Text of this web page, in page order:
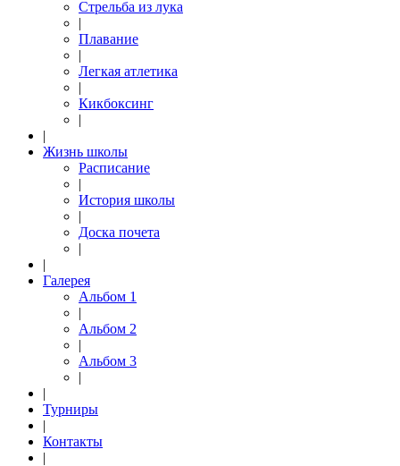
Стрельба из лука
|
Плавание
|
Легкая атлетика
|
Кикбоксинг
|
|
Жизнь школы
Расписание
|
История школы
|
Доска почета
|
|
Галерея
Альбом 1
|
Альбом 2
|
Альбом 3
|
|
Турниры
|
Контакты
|